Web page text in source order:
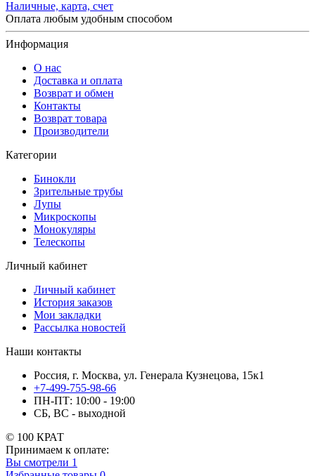
Наличные, карта, счет
Оплата любым удобным способом
Информация
О нас
Доставка и оплата
Возврат и обмен
Контакты
Возврат товара
Производители
Категории
Бинокли
Зрительные трубы
Лупы
Микроскопы
Монокуляры
Телескопы
Личный кабинет
Личный кабинет
История заказов
Мои закладки
Рассылка новостей
Наши контакты
Россия, г. Москва, ул. Генерала Кузнецова, 15к1
+7-499-755-98-66
ПН-ПТ: 10:00 - 19:00
СБ, ВС - выходной
© 100 КРАТ
Принимаем к оплате:
Вы смотрели 1